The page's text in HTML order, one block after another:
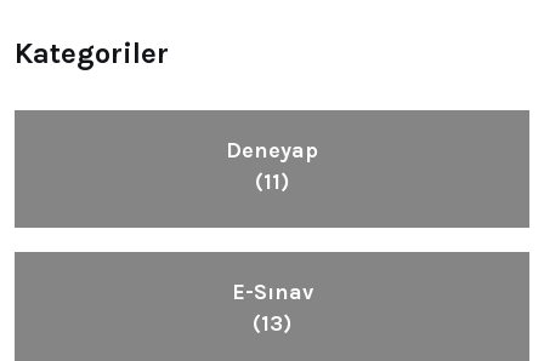
Kategoriler
Deneyap
(11)
E-Sınav
(13)